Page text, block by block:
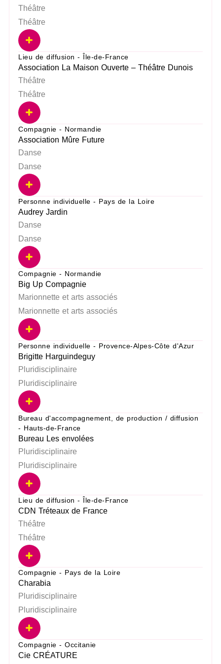
Théâtre
Théâtre
Lieu de diffusion - Île-de-France
Association La Maison Ouverte – Théâtre Dunois
Théâtre
Théâtre
Compagnie - Normandie
Association Mûre Future
Danse
Danse
Personne individuelle - Pays de la Loire
Audrey Jardin
Danse
Danse
Compagnie - Normandie
Big Up Compagnie
Marionnette et arts associés
Marionnette et arts associés
Personne individuelle - Provence-Alpes-Côte d'Azur
Brigitte Harguindeguy
Pluridisciplinaire
Pluridisciplinaire
Bureau d'accompagnement, de production / diffusion
- Hauts-de-France
Bureau Les envolées
Pluridisciplinaire
Pluridisciplinaire
Lieu de diffusion - Île-de-France
CDN Tréteaux de France
Théâtre
Théâtre
Compagnie - Pays de la Loire
Charabia
Pluridisciplinaire
Pluridisciplinaire
Compagnie - Occitanie
Cie CRÉATURE